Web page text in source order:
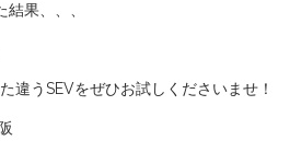
果、、、
違うSEVをぜひお試しくださいませ！